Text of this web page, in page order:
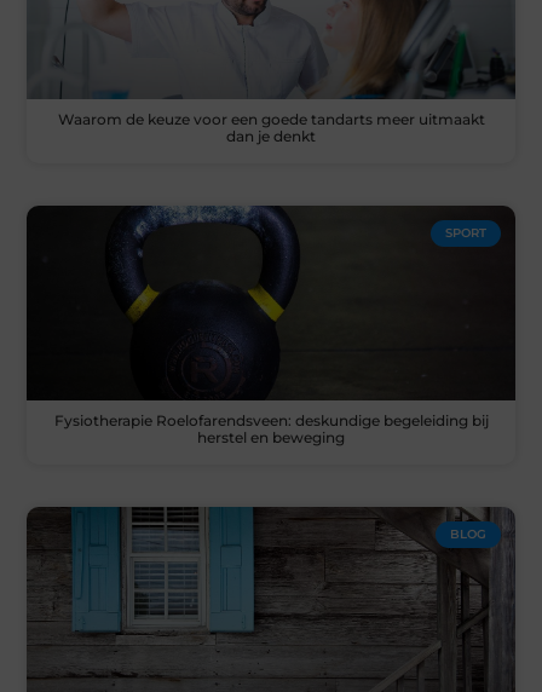
Waarom de keuze voor een goede tandarts meer uitmaakt
dan je denkt
SPORT
Fysiotherapie Roelofarendsveen: deskundige begeleiding bij
herstel en beweging
BLOG